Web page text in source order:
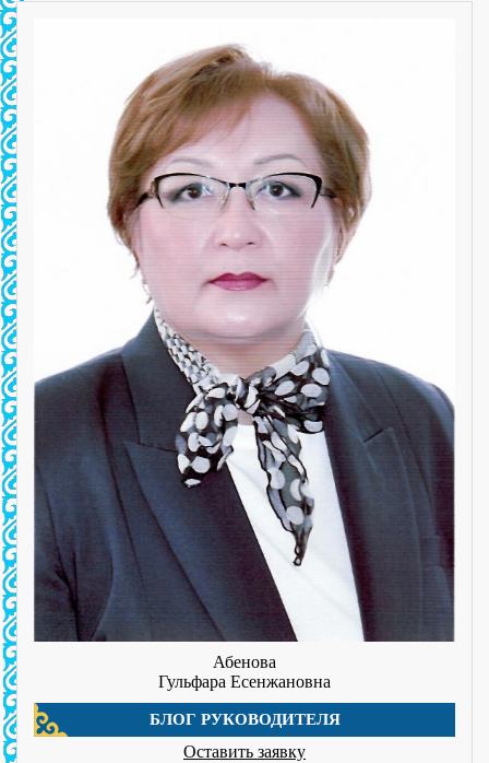
Абенова
Гульфара Есенжановна
БЛОГ РУКОВОДИТЕЛЯ
Оставить заявку